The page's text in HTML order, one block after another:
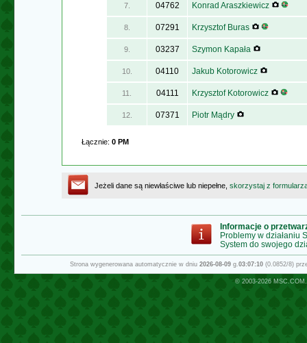
7. 04762 Konrad Araszkiewicz
8. 07291 Krzysztof Buras
9. 03237 Szymon Kapała
10. 04110 Jakub Kotorowicz
11. 04111 Krzysztof Kotorowicz
12. 07371 Piotr Mądry
Łącznie: 0 PM
Jeżeli dane są niewłaściwe lub niepełne, skorzystaj z
Informacje o
Problemy w działaniu
System do swojego
Strona wygenerowana automatycznie w dniu 2026-08-09g.03:07:10(0.0852/8)
© 2003-2026